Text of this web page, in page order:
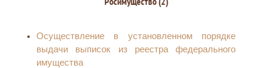
Осуществление в установленном порядке
выдачи выписок из реестра федерального
имущества